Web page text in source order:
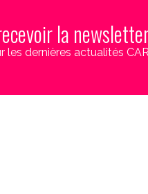
la
les dernières actualités